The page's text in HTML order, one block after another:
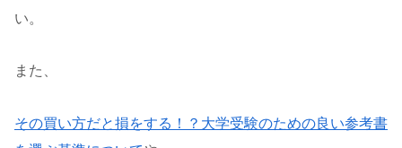
い。
また、
その買い方だと損をする！？大学受験のための良い参考書